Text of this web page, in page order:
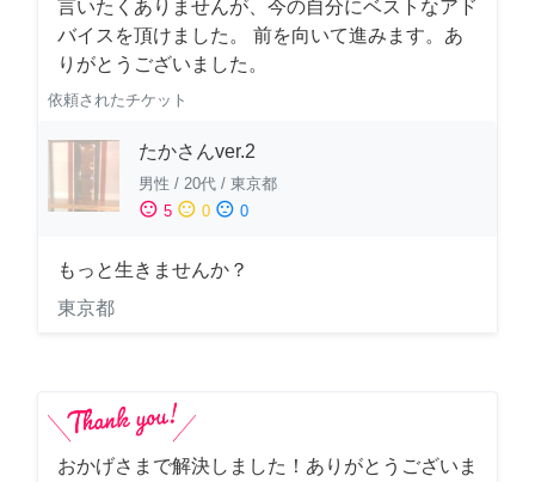
言いたくありませんが、今の自分にベストなアド
バイスを頂けました。 前を向いて進みます。あ
りがとうございました。
依頼されたチケット
たかさんver.2
男性 / 20代 / 東京都
sentiment_satisfied 5 sentiment_neutral 0 sentiment_dissatisfied 0
もっと生きませんか？
東京都
おかげさまで解決しました！ありがとうございま